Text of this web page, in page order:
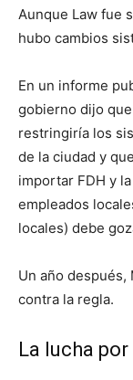
Aunque Law fue
hubo cambios
En un informe
gobierno dijo
restringiría los
de la ciudad y
importar FDH y
empleados
locales) debe
Un año después,
contra la regla.
La lucha